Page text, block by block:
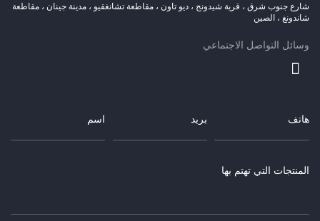
شارع جنوب شرق ، قرية شيدونج ، ديو تاون ، مقاطعة تشانغقيو ، مدينة جينان ، مقاطعة
شاندونغ ، الصين
وسائل التواصل الاجتماعي